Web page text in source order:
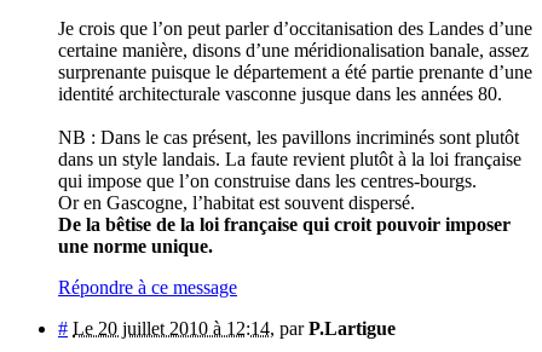
Je crois que l’on peut parler d’occitanisation des Landes d’une
certaine manière, disons d’une méridionalisation banale, assez
surprenante puisque le département a été partie prenante d’une
identité architecturale vasconne jusque dans les années 80.
NB : Dans le cas présent, les pavillons incriminés sont plutôt
dans un style landais. La faute revient plutôt à la loi française
qui impose que l’on construise dans les centres-bourgs.
Or en Gascogne, l’habitat est souvent dispersé.
De la bêtise de la loi française qui croit pouvoir imposer
une norme unique.
Répondre à ce message
# Le 20 juillet 2010 à 12:14, parP.Lartigue